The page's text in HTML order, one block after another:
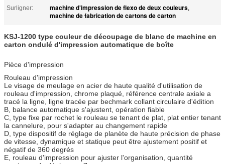
Surligner:
machine d'impression de flexo de deux couleurs,
machine de fabrication de cartons de carton
KSJ-1200 type couleur de découpage de blanc de machine en
carton ondulé d'impression automatique de boîte
Pièce d'impression
Rouleau d'impression
Le visage de meulage en acier de haute qualité d'utilisation de
rouleau d'impression, chrome plaqué, référence centrale axiale a
tracé la ligne, ligne tracée par bechmark collant circulaire d'édition
B, balance automatique s'ajustent, opération fiable
C, type fixe par rochet le rouleau se tenant de plat, plat entier tenant
la cannelure, pour s'adapter au changement rapide
D, type dispositif de réglage de planète de haute précision de phase
de vitesse, dynamique et statique peut être ajustement positif et
négatif de 360 degrés
E, rouleau d'impression pour ajuster l'organisation, quantité